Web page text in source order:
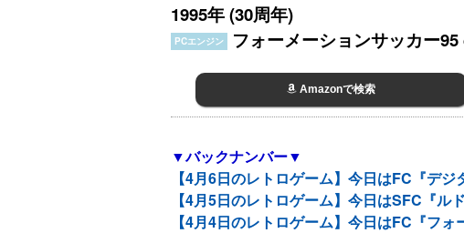
1995年 (30周年)
PCエンジン フォーメーションサッカー
Amazonで検索
▼バックナンバー▼
【4月6日のレトロゲーム】今日はFC『デ
【4月5日のレトロゲーム】今日はSFC『ル
【4月4日のレトロゲーム】今日はFC『フ